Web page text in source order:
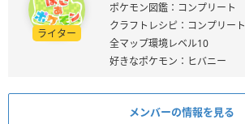
ライター
ポケモン図鑑：コンプリート
クラフトレシピ：コンプリート
全マップ環境レベル10
好きなポケモン：ヒバニー
メンバーの情報を見る